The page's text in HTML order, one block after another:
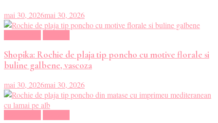
mai 30, 2026mai 30, 2026
Shopika: Rochie de plaja tip poncho cu motive florale si
buline galbene, vascoza
mai 30, 2026mai 30, 2026